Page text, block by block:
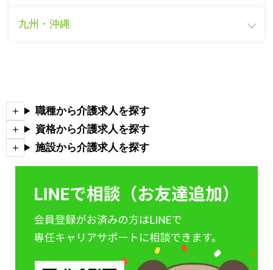
九州・沖縄
職種から介護求人を探す
資格から介護求人を探す
施設から介護求人を探す